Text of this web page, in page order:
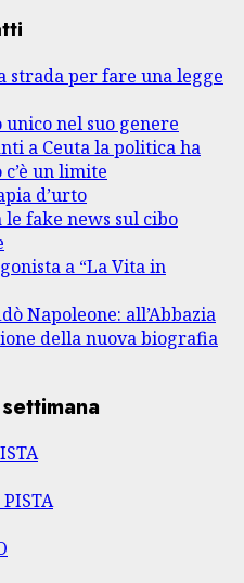
strada per fare una legge
unico nel suo genere
a Ceuta la politica ha
un limite
d’urto
fake news sul cibo
a “La Vita in
Napoleone: all’Abbazia
della nuova biografia